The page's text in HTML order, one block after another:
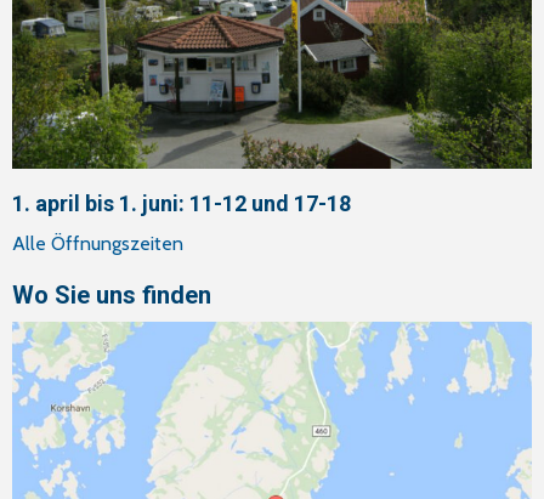
1. april bis 1. juni: 11-12 und 17-18
Alle Öffnungszeiten
Wo Sie uns finden